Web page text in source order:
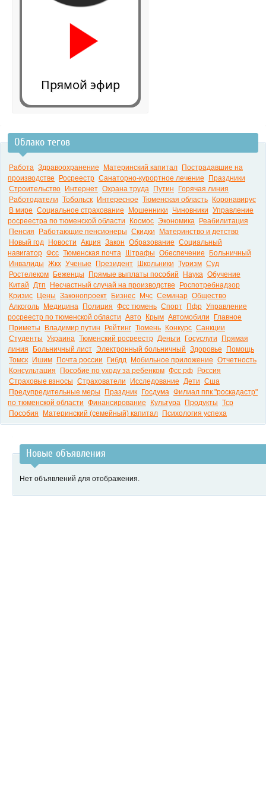
Прямой эфир
Облако тегов
Работа Здравоохранение Материнский капитал
Пострадавшие на
производстве
Росреестр Санаторно-курортное лечение
Праздники
Строительство
Интернет Охрана труда Путин
Горячая линия
Работодатели Тобольск Интересное Тюменская область
Коронавирус
В мире Социальное страхование Мошенники Чиновники Управление
росреестра по тюменской области
Космос Экономика
Реабилитация
Пенсия
Работающие пенсионеры Скидки
Материнство и детство
Новый год
Новости Акция Закон Образование Социальный
навигатор Фсс Тюменская почта Штрафы Обеспечение
Больничный
Инвалиды Жкх Ученые Президент Школьники Туризм Суд
Ростелеком
Беженцы Прямые выплаты пособий Наука Обучение
Китай Дтп Несчастный случай на производстве
Роспотребнадзор
Кризис
Цены Законопроект Бизнес Мчс Семинар Общество
Алкоголь
Медицина Полиция Фсс тюмень Спорт Пфр Управление
росреестр по тюменской области Авто Крым Автомобили
Главное
Приметы
Владимир путин Рейтинг Тюмень Конкурс Санкции
Студенты Украина Тюменский росреестр Деньги Госуслуги
Прямая
линия
Больничный лист Электронный больничный Здоровье
Помощь
Томск
Ишим Почта россии Гибдд Мобильное приложение Отчетность
Консультация
Пособие по уходу за ребенком Фсс рф
Россия
Страховые взносы Страхователи Исследование Дети Сша
Предупредительные меры
Праздник Госдума Филиал ппк "роскадастр"
по тюменской области Финансирование Культура Продукты Тср
Пособия
Материнский (семейный) капитал Психология успеха
Новые объявления
Нет объявлений для отображения.